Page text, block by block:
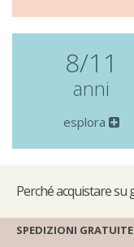
8/11
anni
esplora
Perchéacquistare su
SPEDIZIONI GRATUITE